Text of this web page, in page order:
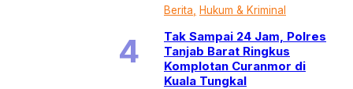
Berita Hukum & Kriminal
Tak Sampai 24 Jam, Polres
Tanjab Barat Ringkus
Komplotan Curanmor di
Kuala Tungkal